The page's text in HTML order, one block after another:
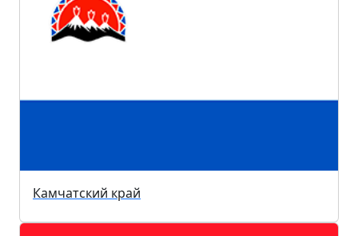
Камчатский край